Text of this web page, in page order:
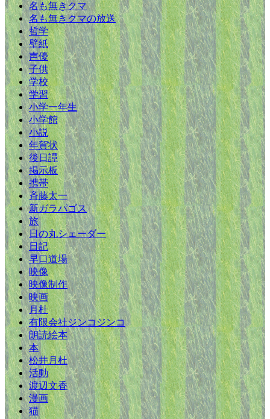
名も無きクマ
名も無きクマの放送
哲学
壁紙
声優
子供
学校
学習
小学一年生
小学館
小説
年賀状
後日譚
掲示板
携帯
斉藤太一
新ガラパゴス
旅
日の丸シェーダー
日記
早口道場
映像
映像制作
映画
月杜
有限会社ジンコジンコ
朗読絵本
本
松井月杜
活動
渡辺文香
漫画
猫